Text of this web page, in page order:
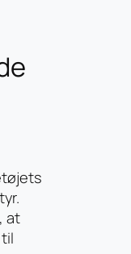
at